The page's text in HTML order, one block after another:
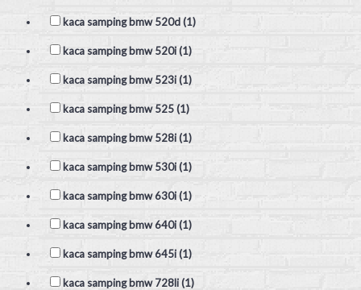
kaca samping bmw 520d (1)
kaca samping bmw 520i (1)
kaca samping bmw 523i (1)
kaca samping bmw 525 (1)
kaca samping bmw 528i (1)
kaca samping bmw 530i (1)
kaca samping bmw 630i (1)
kaca samping bmw 640i (1)
kaca samping bmw 645i (1)
kaca samping bmw 728li (1)